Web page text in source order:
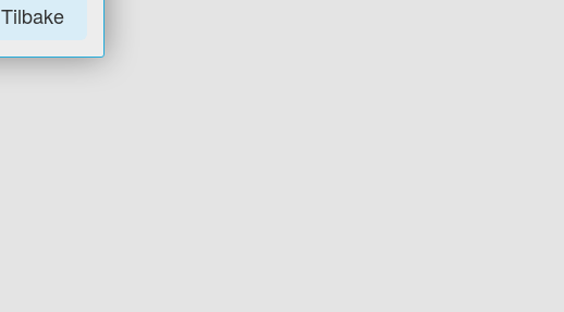
Tilbake